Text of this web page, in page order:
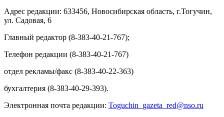
Адрес редакции: 633456, Новосибирская область, г.Тогучин,
ул. Садовая, 6
Главный редактор (8-383-40-21-767);
Телефон редакции (8-383-40-21-767)
отдел рекламы/факс (8-383-40-22-363)
бухгалтерия (8-383-40-29-393).
Электронная почта редакции: Toguchin gazeta red@nso.ru